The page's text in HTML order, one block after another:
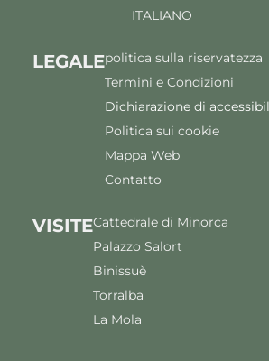
VISITECattedrale di Minorca
Palazzo Salort
Binissuè
Torralba
La Mola
ITALIANO
LEGALEpolitica sulla riservatezza
Termini e Condizioni
Dichiarazione di
Politica sui cookie
Mappa Web
Contatto